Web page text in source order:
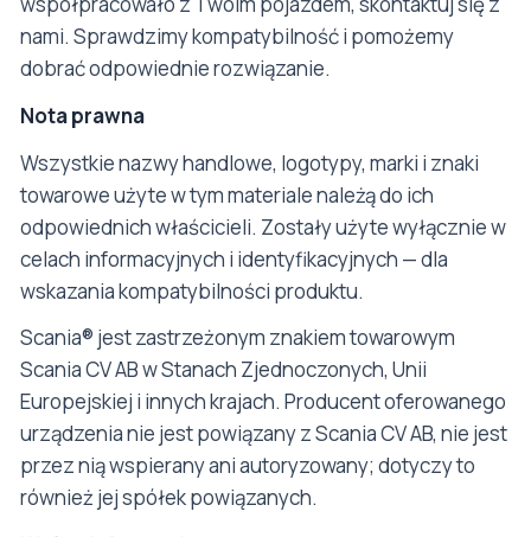
nami. Sprawdzimy kompatybilność i pomożemy
dobrać odpowiednie rozwiązanie.
Nota prawna
Wszystkie nazwy handlowe, logotypy, marki i znaki
towarowe użyte w tym materiale należą do ich
odpowiednich właścicieli. Zostały użyte wyłącznie w
celach informacyjnych i identyfikacyjnych — dla
wskazania kompatybilności produktu.
Scania® jest zastrzeżonym znakiem towarowym
Scania CV AB w Stanach Zjednoczonych, Unii
Europejskiej i innych krajach. Producent oferowanego
urządzenia nie jest powiązany z Scania CV AB, nie jest
przez nią wspierany ani autoryzowany; dotyczy to
również jej spółek powiązanych.